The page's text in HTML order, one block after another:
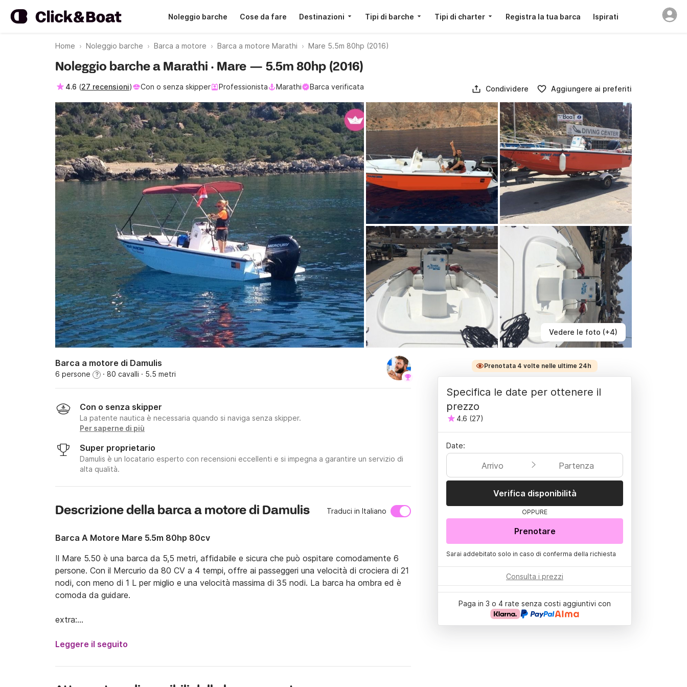
Noleggio barche Cose da fare Destinazioni Tipi di barche Tipi di charter Registra la tua barca Ispirati
Home Noleggio barche Barca a motore Barca a motore Marathi Mare 5.5m 80hp (2016)
Vedere le foto (+4)
Noleggio barche a Marathi · Mare — 5.5m 80hp (2016)
4.6 (27 recensioni) Con o senza skipper Professionista Marathi Barca verificata Condividere Aggiungere ai preferiti
Barca a motore di Damulis
6 persone ? · 80 cavalli · 5.5 metri
Con o senza skipper
La patente nautica è necessaria quando si naviga senza skipper.
Per saperne di più
Super proprietario
Damulis è un locatario esperto con recensioni eccellenti e si impegna a garantire un servizio di
alta qualità.
Descrizione della barca a motore di Damulis Traduci in Italiano
Barca A Motore Mare 5.5m 80hp 80cv
Il Mare 5.50 è una barca da 5,5 metri, affidabile e sicura che può ospitare comodamente 6
persone. Con il Mercurio da 80 CV a 4 tempi, offre ai passeggeri una velocità di crociera di 21
nodi, con meno di 1 L per miglio e una velocità massima di 35 nodi. La barca ha ombra ed è
comoda da guidare.
extra:
- Carburante
Questa barca si trova a Marathi (vicino all'aeroporto di Chania). Da Marathi, è possibile
Leggere il seguito
Prenotata 4 volte nelle ultime 24h
Specifica le date per ottenere il
prezzo
4.6 (27)
Date:
Arrivo Partenza
Verifica disponibilità
OPPURE
Prenotare
Sarai addebitato solo in caso di conferma della richiesta
Consulta i prezzi
Paga in 3 o 4 rate senza costi aggiuntivi con